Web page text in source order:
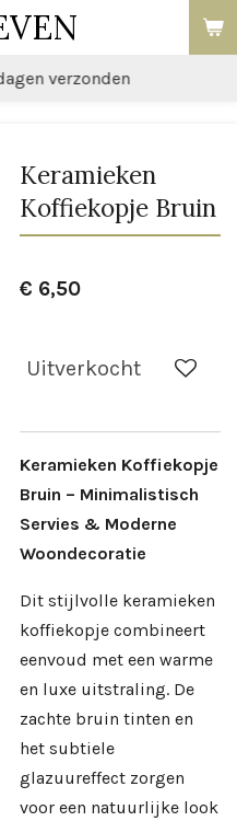
verzonden
Keramieken
Koffiekopje Bruin
€ 6,50
Uitverkocht
Keramieken Koffiekopje
Bruin – Minimalistisch
Servies & Moderne
Woondecoratie
Dit stijlvolle keramieken
koffiekopje combineert
eenvoud met een warme
en luxe uitstraling. De
zachte bruin tinten en
het subtiele
glazuureffect zorgen
voor een natuurlijke look